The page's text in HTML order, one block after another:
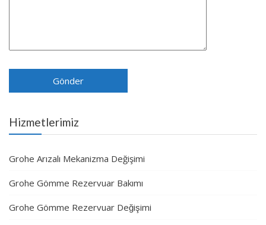
Hizmetlerimiz
Grohe Arızalı Mekanizma Değişimi
Grohe Gömme Rezervuar Bakımı
Grohe Gömme Rezervuar Değişimi